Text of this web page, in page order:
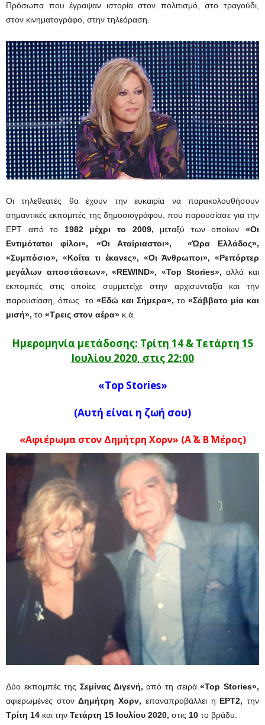
Πρόσωπα που έγραψαν ιστορία στον πολιτισμό, στο τραγούδι,
στον κινηματογράφο, στην τηλεόραση.
Οι τηλεθεατές θα έχουν την ευκαιρία να παρακολουθήσουν
σημαντικές εκπομπές της δημοσιογράφου, που παρουσίασε για την
ΕΡΤ από το 1982 μέχρι το 2009, μεταξύ των οποίων«Οι
Εντιμότατοι φίλοι», «Οι Αταίριαστοι», «Ώρα Ελλάδος»,
«Συμπόσιο», «Κοίτα τι έκανες», «Οι Άνθρωποι», «Ρεπόρτερ
μεγάλων αποστάσεων», «REWIND», «Top Stories»,αλλά και
εκπομπές στις οποίες συμμετείχε στην αρχισυνταξία και την
παρουσίαση, όπως το «Εδώ και Σήμερα», το «Σάββατο μία και
μισή», το «Τρεις στον αέρα» κ.ά.
Ημερομηνία μετάδοσης: Τρίτη 14 & Τετάρτη 15
Ιουλίου 2020, στις 22:00
«Top Stories»
(Αυτή είναι η ζωή σου)
«Αφιέρωμα στον Δημήτρη Χορν» (Α΄ & Β΄ Μέρος)
Δύο εκπομπές της Σεμίνας Διγενή, από τη σειρά«Top Stories»,
αφιερωμένες στονΔημήτρη Χορν, επαναπροβάλλει η ΕΡΤ2,την
Τρίτη 14 και την Τετάρτη 15 Ιουλίου 2020, στις 10 το βράδυ.